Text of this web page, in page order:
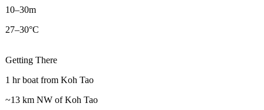
10–30m
27–30°C
Getting There
1 hr boat from Koh Tao
~13 km NW of Koh Tao